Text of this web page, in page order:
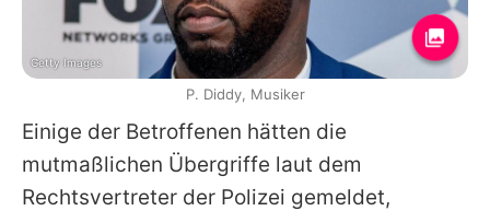
Einige der Betroffenen hätten die
mutmaßlichen Übergriffe laut dem
Rechtsvertreter der Polizei gemeldet,
Getty Images
P. Diddy, Musiker